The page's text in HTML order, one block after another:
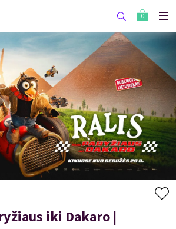
0
iki Dakaro |